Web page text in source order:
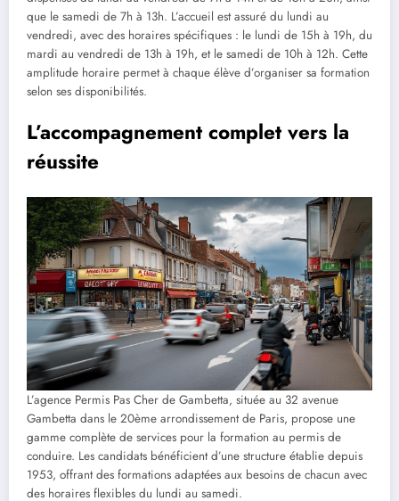
que le samedi de 7h à 13h. L’accueil est assuré du lundi au
vendredi, avec des horaires spécifiques : le lundi de 15h à 19h, du
mardi au vendredi de 13h à 19h, et le samedi de 10h à 12h. Cette
amplitude horaire permet à chaque élève d’organiser sa formation
selon ses disponibilités.
L’accompagnement complet vers la
réussite
L’agence Permis Pas Cher de Gambetta, située au 32 avenue
Gambetta dans le 20ème arrondissement de Paris, propose une
gamme complète de services pour la formation au permis de
conduire. Les candidats bénéficient d’une structure établie depuis
1953, offrant des formations adaptées aux besoins de chacun avec
des horaires flexibles du lundi au samedi.